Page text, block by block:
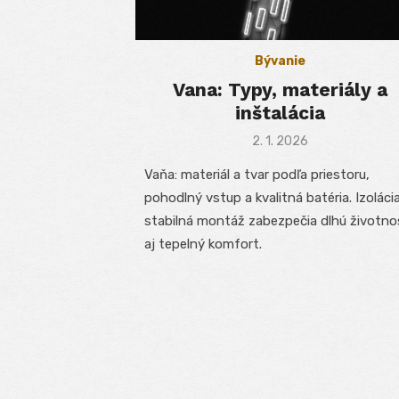
Bývanie
Vana: Typy, materiály a
inštalácia
Posted
2. 1. 2026
Vaňa: materiál a tvar podľa priestoru,
pohodlný vstup a kvalitná batéria.
stabilná montáž zabezpečia dlhú
aj tepelný komfort.